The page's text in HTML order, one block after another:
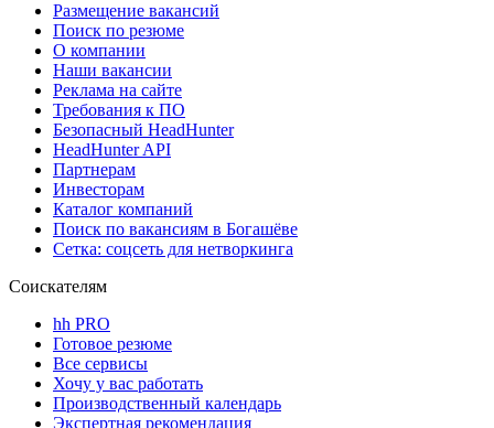
Размещение вакансий
Поиск по резюме
О компании
Наши вакансии
Реклама на сайте
Требования к ПО
Безопасный HeadHunter
HeadHunter API
Партнерам
Инвесторам
Каталог компаний
Поиск по вакансиям в Богашёве
Сетка: соцсеть для нетворкинга
Соискателям
hh PRO
Готовое резюме
Все сервисы
Хочу у вас работать
Производственный календарь
Экспертная рекомендация